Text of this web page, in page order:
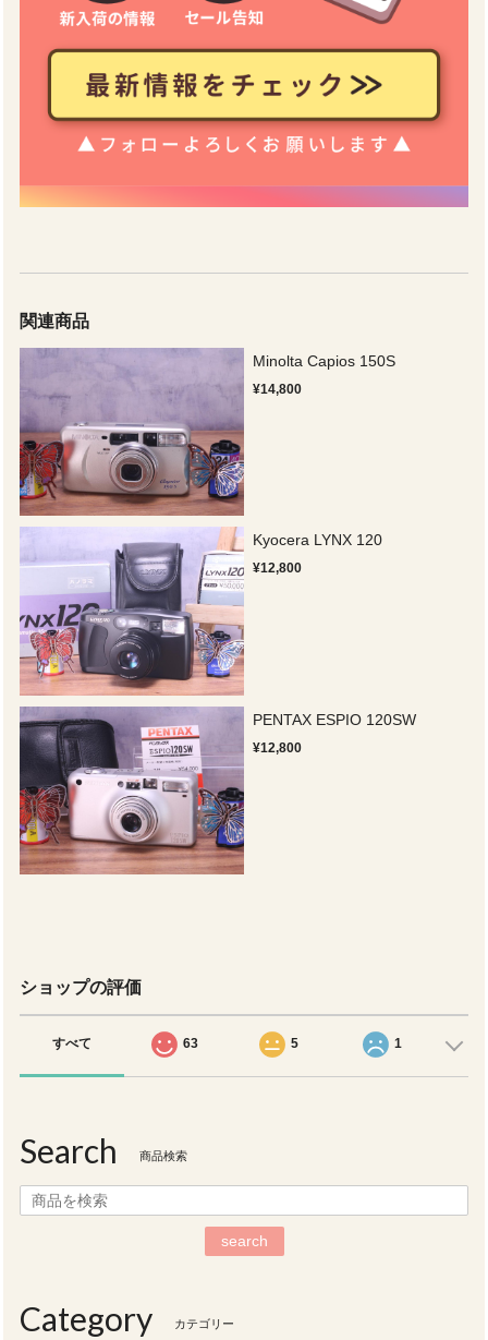
関連商品
Minolta Capios 150S
¥14,800
Kyocera LYNX 120
¥12,800
PENTAX ESPIO 120SW
¥12,800
ショップの評価
すべて 63 5 1
Search 商品検索
search
Category カテゴリー